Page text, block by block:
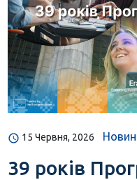
15 Червня, 2026
39 років